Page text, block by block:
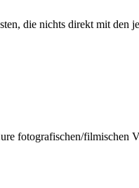
die nichts direkt mit
fotografischen/filmischen